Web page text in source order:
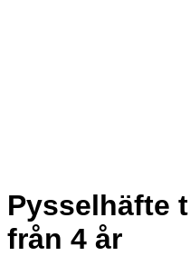
Pysselhäfte
från 4 år